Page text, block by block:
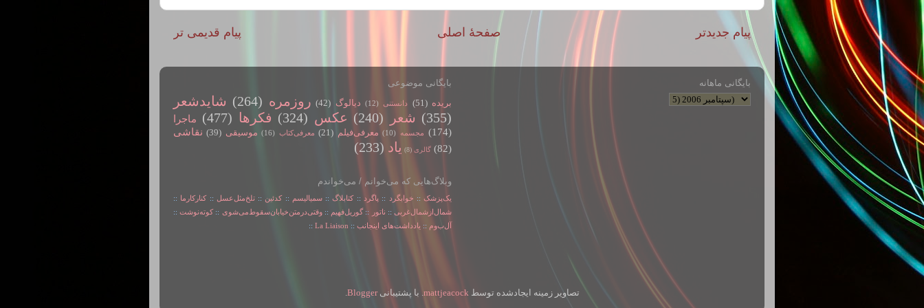
پیام جدیدتر پیام قدیمی تر صفحهٔ اصلی
بایگانی ماهانه بایگانی موضوعی
بریده (51) دانستنی (12) دیالوگ (42) روزمره (264) شایدشعر
(355) شعر (240) عکس (324) فکرها (477)
ماجرا
(174) مجسمه (10) معرفی‌فیلم (21) معرفی‌کتاب (16) موسیقی (39) نقاشی
(82) گالری (8) یاد (233)
وبلاگ‌هایی که می‌خوانم / می‌خواندم
یک‌پزشک:: خوابگرد :: پاگرد :: کتابلاگ::سمیالیسم :: کدئین ::تلخ‌مثل‌عسل :: کنارکارما ::
شمال‌از‌شمال‌غربی:: ناتور :: گوریل‌فهیم ::وقتی‌در‌متن‌خیابان‌سقوط‌می‌شوی :: کوته‌نوشت::
آل‌ب‌و‌م :: یادداشت‌های اینجانب ::
La Liaison
::
تصاویر زمینه ایجادشده توسطmattjeacock. با پشتیبانیBlogger
.